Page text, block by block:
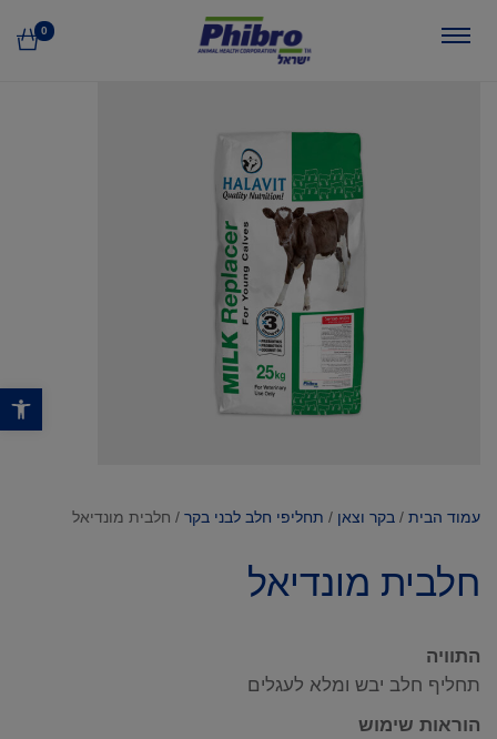
פתח סרגל נגישות
0
עמוד הבית / בקר וצאן / תחליפי חלב לבני בקר / חלבית מונדיאל
חלבית מונדיאל
התוויה
תחליף חלב יבש ומלא לעגלים
הוראות שימוש